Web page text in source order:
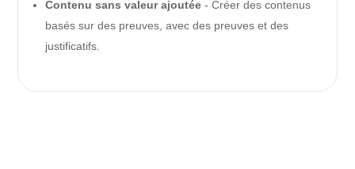
Contenu sans valeur ajoutée - Créer des contenus
basés sur des preuves, avec des preuves et des
justificatifs.